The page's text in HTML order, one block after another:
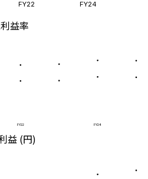
FY22 FY24
益率
FY22 FY24
益 (円)